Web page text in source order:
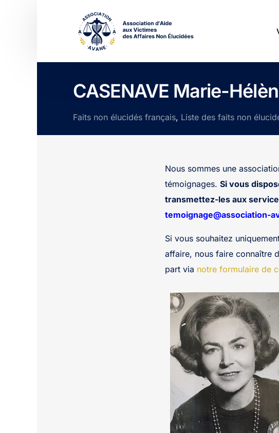
CASENAVE Marie-
Faits non élucidés français, Liste des faits non
Nous sommes une
témoignages. Si vous
transmettez-les aux
temoignage@association-
Si vous souhaitez
affaire, nous faire connaître
part via notre formulaire de